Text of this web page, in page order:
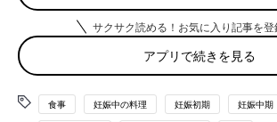
監修／若宮寿子先生
撮影／渡辺七奈
【調理の基本】（調理をする前に必
い）
サクサク読める！お気に入り記事を
アプリで続きを見る
食事 妊娠中の料理 妊娠初期 妊娠中期